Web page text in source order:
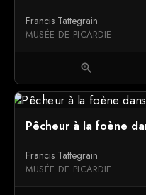
Francis Tattegrain
MUSÉE DE PICARDIE
zoom_in
Pêcheur à la foène
Francis Tattegrain
MUSÉE DE PICARDIE